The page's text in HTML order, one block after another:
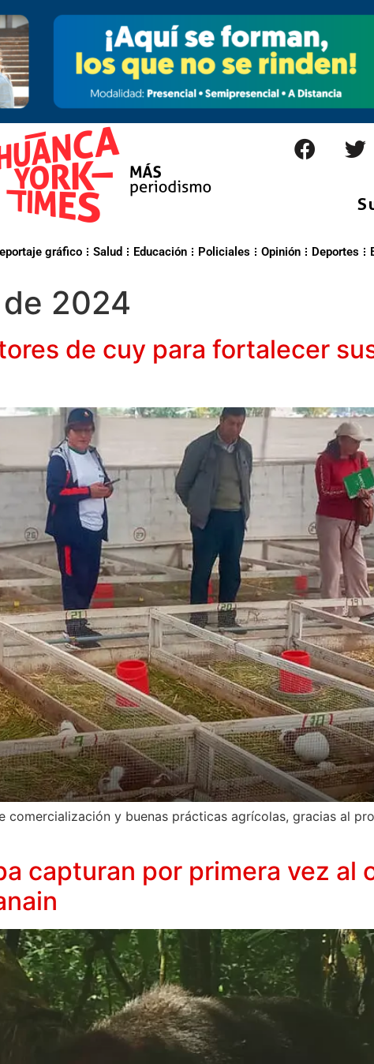
gráfico Salud Educación Policiales Opinión Deportes
2024
de cuy para fortalecer
comercialización y buenas prácticas agrícolas, gracias al
capturan por primera vez al